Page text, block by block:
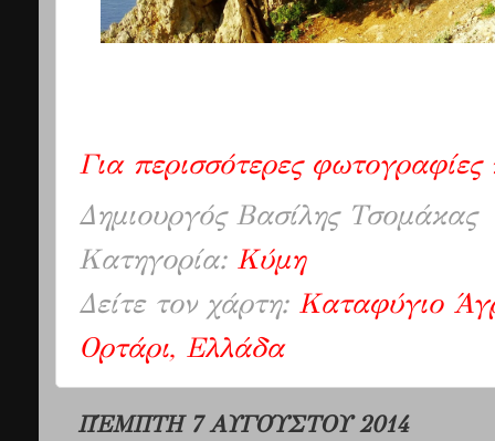
Για περισσότερες
Δημιουργός Βασίλης Τσομάκας
Κατηγορία: Κύμη
Δείτε τον χάρτη: Καταφύγιο
Ορτάρι, Ελλάδα
ΠΈΜΠΤΗ 7 ΑΥΓΟΎΣΤΟΥ 2014